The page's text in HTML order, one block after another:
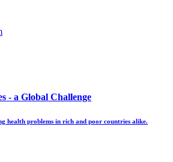
- a Global Challenge
health problems in rich and poor countries alike.